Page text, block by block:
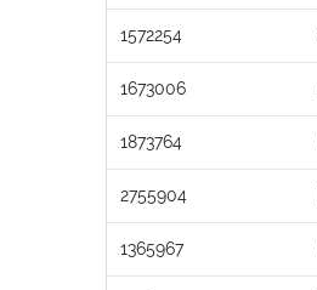
1572254
1673006
1873764
2755904
1365967